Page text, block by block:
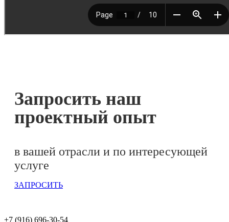
Запросить наш
проектный опыт
в вашей отрасли и по интересующей
услуге
ЗАПРОСИТЬ
+7 (916) 696-30-54